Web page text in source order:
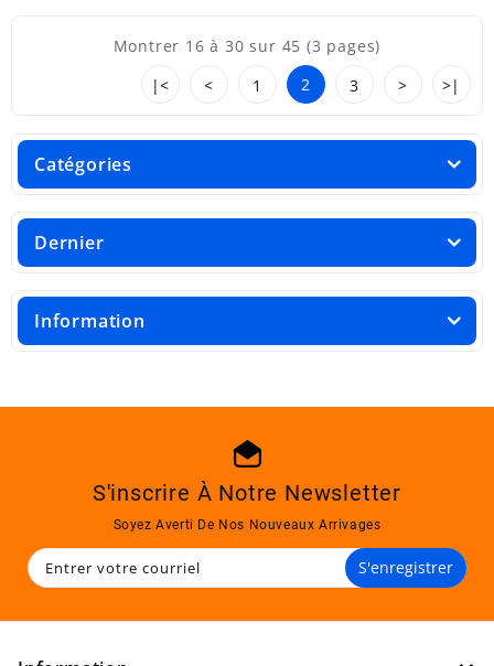
Montrer 16 à 30 sur 45 (3 pages)
|<
< 1 2 3 > >|
Catégories
Dernier
Information
S'inscrire À Notre Newsletter
Soyez Averti De Nos Nouveaux Arrivages
S'enregistrer